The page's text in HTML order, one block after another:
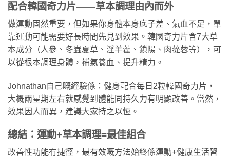
配合韓國奇力片——草本調理由內而外
做運動固然重要，但如果你身體本身底子差、氣血不足，單
靠運動可能需要好長時間先見到效果。韓國奇力片含7大草
本成分（人參、冬蟲夏草、淫羊藿、鎖陽、肉蓯蓉等），可
以從根本調理身體，補氣養血、提升精力。
Johnathan自己嘅經驗係：健身配合每日2粒韓國奇力片，
大概兩星期左右就感覺到體能同持久力有明顯改善。當然，
效果因人而異，建議大家持之以恆。
總結：運動+草本調理=最佳組合
改善性功能冇捷徑，最有效嘅方法始終係運動+健康生活習